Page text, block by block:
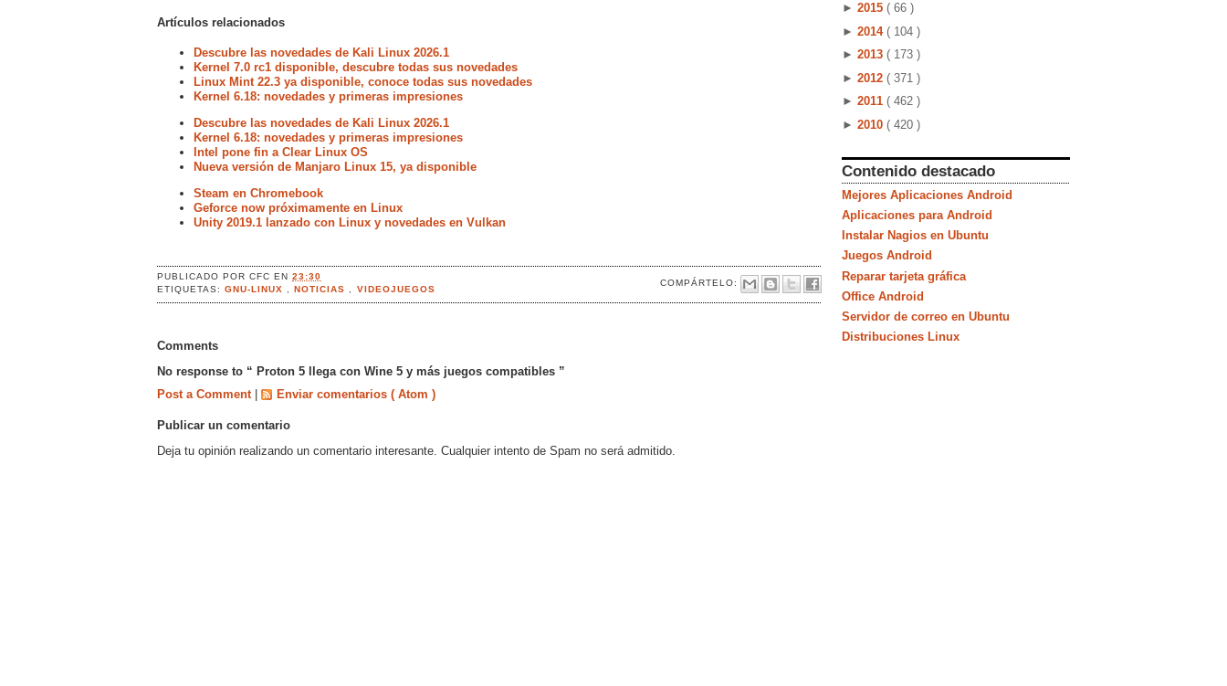
Artículos relacionados
Descubre las novedades de Kali Linux 2026.1
Kernel 7.0 rc1 disponible, descubre todas sus novedades
Linux Mint 22.3 ya disponible, conoce todas sus novedades
Kernel 6.18: novedades y primeras impresiones
Descubre las novedades de Kali Linux 2026.1
Kernel 6.18: novedades y primeras impresiones
Intel pone fin a Clear Linux OS
Nueva versión de Manjaro Linux 15, ya disponible
Steam en Chromebook
Geforce now próximamente en Linux
Unity 2019.1 lanzado con Linux y novedades en Vulkan
PUBLICADO PORCFCEN23:30
COMPÁRTELO:
ETIQUETAS:GNU-LINUX ,NOTICIAS VIDEOJUEGOS
Comments
No response to “ Proton 5 llega con Wine 5 y más juegos compatibles ”
Post a Comment
Enviar comentarios ( Atom )
Publicar un comentario
Deja tu opinión realizando un comentario interesante. Cualquier intento de Spam no será admitido.
► 2015 ( 66 )
► 2014 ( 104 )
► 2013 ( 173 )
► 2012 ( 371 )
► 2011 ( 462 )
► 2010 ( 420 )
Contenido destacado
Mejores Aplicaciones Android
Aplicaciones para Android
Instalar Nagios en Ubuntu
Juegos Android
Reparar tarjeta gráfica
Office Android
Servidor de correo en Ubuntu
Distribuciones Linux